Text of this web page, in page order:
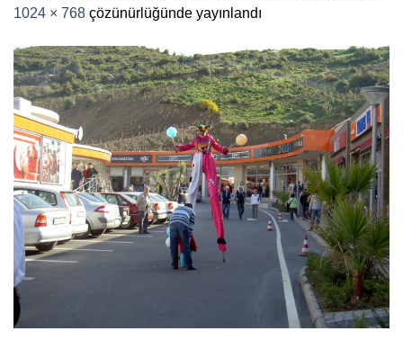
1024 × 768 çözünürlüğünde yayınlandı